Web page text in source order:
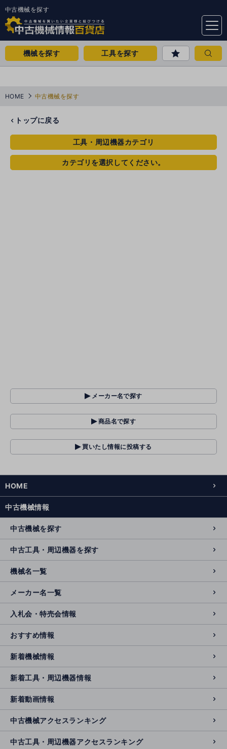
中古機械を探す
menu
機械を探す 工具を探す
HOME 中古機械を探す
トップに戻る
工具・周辺機器カテゴリ
カテゴリを選択してください。
メーカー名で探す
商品名で探す
買いたし情報に投稿する
HOME
中古機械情報
中古機械を探す
中古工具・周辺機器を探す
機械名一覧
メーカー名一覧
入札会・特売会情報
おすすめ情報
新着機械情報
新着工具・周辺機器情報
新着動画情報
中古機械アクセスランキング
中古工具・周辺機器アクセスランキング